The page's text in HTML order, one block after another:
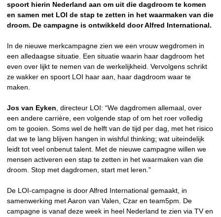
spoort hierin Nederland aan om uit die dagdroom te komen
en samen met LOI de stap te zetten in het waarmaken van die
droom. De campagne is ontwikkeld door Alfred International.
In de nieuwe merkcampagne zien we een vrouw wegdromen in
een alledaagse situatie. Een situatie waarin haar dagdroom het
even over lijkt te nemen van de werkelijkheid. Vervolgens schrikt
ze wakker en spoort LOI haar aan, haar dagdroom waar te
maken.
Jos van Eyken , directeur LOI: “We dagdromen allemaal, over
een andere carrière, een volgende stap of om het roer volledig
om te gooien. Soms wel de helft van de tijd per dag, met het risico
dat we te lang blijven hangen in wishful thinking; wat uiteindelijk
leidt tot veel onbenut talent. Met de nieuwe campagne willen we
mensen activeren een stap te zetten in het waarmaken van die
droom. Stop met dagdromen, start met leren.”
De LOI-campagne is door Alfred International gemaakt, in
samenwerking met Aaron van Valen, Czar en team5pm. De
campagne is vanaf deze week in heel Nederland te zien via TV en